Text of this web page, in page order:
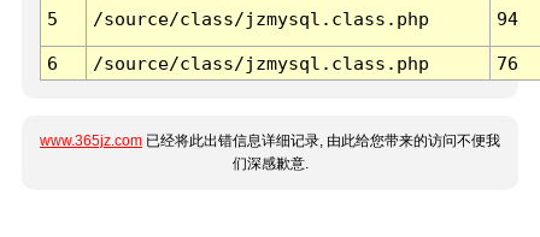
5 /source/class/jzmysql.class.php 94
6 /source/class/jzmysql.class.php 76
www.365jz.com 已经将此出错信息详细记录, 由此给您带来的访问不便我
们深感歉意.